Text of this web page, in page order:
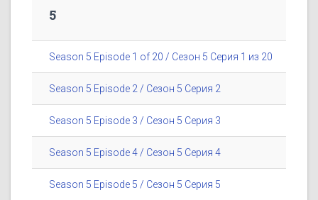
5
Season 5 Episode 1 of 20 / Сезон 5 Серия 1 из 20
Season 5 Episode 2 / Сезон 5 Серия 2
Season 5 Episode 3 / Сезон 5 Серия 3
Season 5 Episode 4 / Сезон 5 Серия 4
Season 5 Episode 5 / Сезон 5 Серия 5